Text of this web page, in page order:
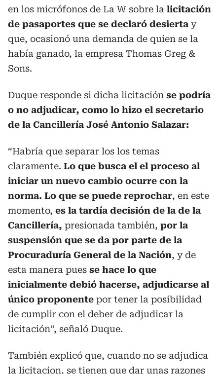
en los micrófonos de La W sobre la licitación
de pasaportes que se declaró desierta y
que, ocasionó una demanda de quien se la
había ganado, la empresa Thomas Greg &
Sons.
Duque responde si dicha licitación se podría
o no adjudicar, como lo hizo el secretario
de la Cancillería José Antonio Salazar:
“Habría que separar los los temas
claramente. Lo que busca el el proceso al
iniciar un nuevo cambio ocurre con la
norma. Lo que se puede reprochar, en este
momento, es la tardía decisión de la de la
Cancillería, presionada también, por la
suspensión que se da por parte de la
Procuraduría General de la Nación, y de
esta manera pues se hace lo que
inicialmente debió hacerse, adjudicarse al
único proponente por tener la posibilidad
de cumplir con el deber de adjudicar la
licitación”, señaló Duque.
También explicó que, cuando no se adjudica
la licitacion, se tienen que dar unas razones